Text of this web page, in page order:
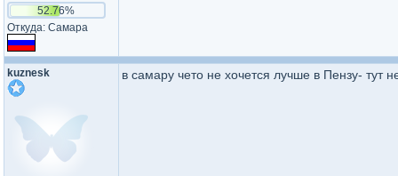
52.76%
Откуда: Самара
kuznesk в самару чето не хочется лучше в Пензу- тут